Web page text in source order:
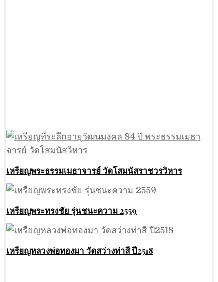
เหรียญพระธรรมเมธาจารย์ วัดโสมนัสราชวรวิหาร
เหรียญพระทรงชัย รุ่นชนะความ 2559
เหรียญหลวงพ่อทองมา วัดสว่างท่าสี ปี2518